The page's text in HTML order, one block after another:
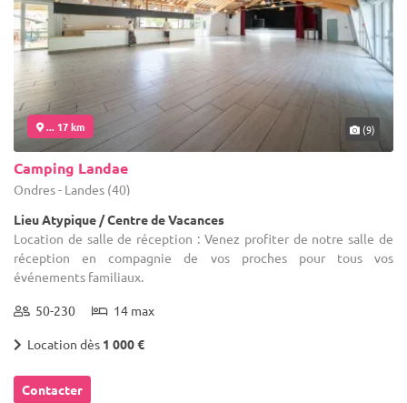
... 17 km (9)
Camping Landae
Ondres - Landes (40)
Lieu Atypique / Centre de Vacances
Location de salle de réception : Venez profiter de notre salle de
réception en compagnie de vos proches pour tous vos
événements familiaux.
50-230 14 max
Location dès 1 000 €
Contacter